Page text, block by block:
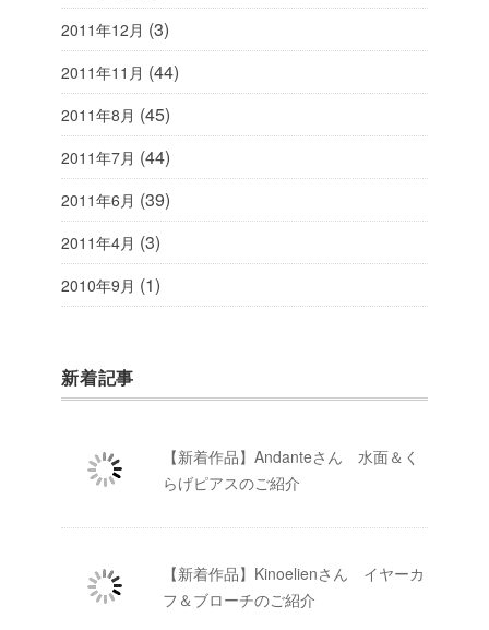
2011年12月 (3)
2011年11月 (44)
2011年8月 (45)
2011年7月 (44)
2011年6月 (39)
2011年4月 (3)
2010年9月 (1)
新着記事
【新着作品】Andanteさん 水面＆く
らげピアスのご紹介
【新着作品】Kinoelienさん イヤーカ
フ＆ブローチのご紹介